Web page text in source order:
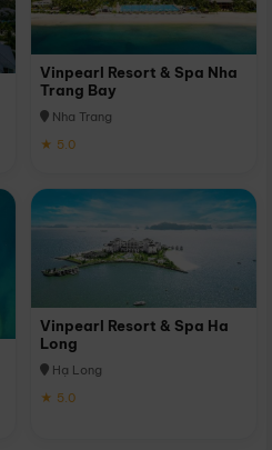
Vinpearl Resort & Spa Nha
Trang Bay
Nha Trang
★ 5.0
Vinpearl Resort & Spa Ha
Long
Hạ Long
★ 5.0